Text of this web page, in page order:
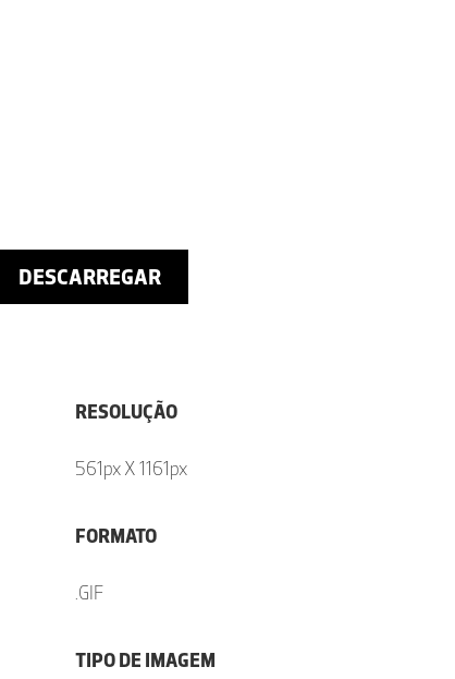
DESCARREGAR
RESOLUÇÃO
561px X 1161px
FORMATO
.GIF
TIPO DE IMAGEM